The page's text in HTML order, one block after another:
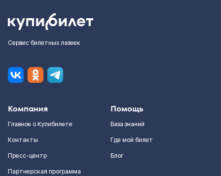
Сервис билетных лазеек
Компания
Главное о Купибилете
Контакты
Пресс-центр
Партнерская программа
Помощь
База знаний
Где мой билет
Блог